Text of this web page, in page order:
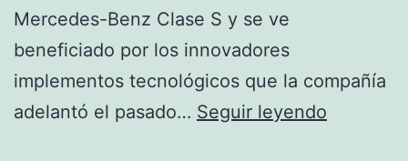
Mercedes-Benz Clase S y se ve
beneficiado por los innovadores
implementos tecnológicos que la compañía
adelantó el pasado… Seguir leyendo